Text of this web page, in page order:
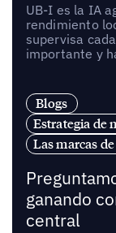
UB-I es la IA
rendimiento
supervisa
importante y
Blogs
Estrategia de
Las marcas
ganando
central